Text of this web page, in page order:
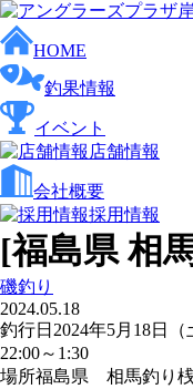
HOME
釣果情報
イベント
店舗情報
会社概要
採用情報
[福島県 相
磯釣り
2024.05.18
釣行日 2024年5月18日（
22:00～1:30
場所福島県 相馬釣り